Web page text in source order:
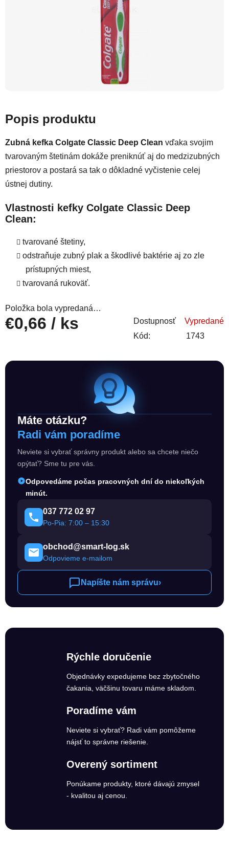
Popis produktu
Zubná kefka Colgate Classic Deep Clean vďaka svojim
tvarovaným štetinám dokáže preniknúť aj do medzizubných
priestorov a postará sa tak o dôkladné vyčistenie celej
ústnej dutiny.
Vlastnosti kefky Colgate Classic Deep
Clean:
tvarované štetiny,
odstraňuje zubný plak a škodlivé baktérie aj zo zle
prístupných miest,
tvarovaná rukoväť.
Položka bola vypredaná…
€0,66 / ks Dostupnosť
Vypredané
Kód:
1743
Máte otázku?
Radi vám poradíme
Neviete si vybrať správny produkt alebo sa chcete niečo
opýtať? Sme tu pre vás.
Odpovedáme počas pracovných dní do niekoľkých
minút.
037 772 02 97
Po-Pia: 7:00 – 15:30
obchod@smart-log.sk
Odpovieme e-mailom
Napíšte nám správu›
Rýchle doručenie
Objednávky expedujeme bez zbytočného
čakania, väčšinu tovaru máme skladom.
Poradíme vám
Neviete si vybrať? Radi vám pomôžeme
nájsť to správne riešenie.
Overený sortiment
Ponúkame produkty, ktoré dávajú zmysel
- kvalitou aj cenou.